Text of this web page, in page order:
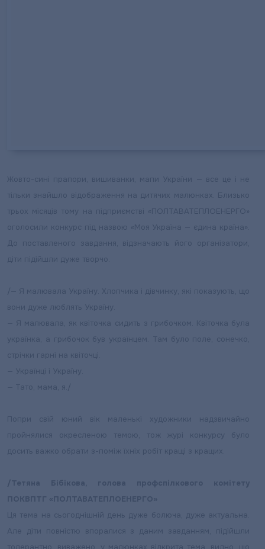
Жовто-сині прапори, вишиванки, мапи України — все це і не
тільки знайшло відображення на дитячих малюнках. Близько
трьох місяців тому на підприємстві «ПОЛТАВАТЕПЛОЕНЕРГО»
оголосили конкурс під назвою «Моя Україна — єдина країна».
До поставленого завдання, відзначають його організатори,
діти підійшли дуже творчо.
/— Я малювала Україну. Хлопчика і дівчинку, які показують, що
вони дуже люблять Україну.
— Я малювала, як квіточка сидить з грибочком. Квіточка була
українка, а грибочок був українцем. Там було поле, сонечко,
стрічки гарні на квіточці.
— Українці і Україну.
— Тато, мама, я./
Попри свій юний вік маленькі художники надзвичайно
пройнялися окресленою темою, тож журі конкурсу було
досить важко обрати з-поміж їхніх робіт кращі з кращих.
/Тетяна Бібікова, голова профспілкового комітету
ПОКВПТГ «ПОЛТАВАТЕПЛОЕНЕРГО»
Ця тема на сьогоднішній день дуже болюча, дуже актуальна.
Але діти повністю впоралися з даним завданням, підійшли
толерантно, виважено, у малюнках відкрита тема, видно, що